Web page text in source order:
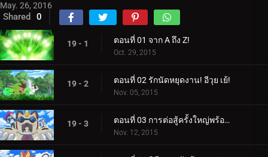
May. 26, 2016
Shared 0
19 - 1 ตอนที่ 01 จาก A ถึง Z!
Oct. 29, 2015
19 - 2 ตอนที่ 02 รักนัดหยุดงาน! อีวุย เย้!
Nov. 05, 2015
19 - 3 ตอนที่ 03 การต่อสู้ครั้งใหญ่พร้อมผลลัพธ์ที่ยิ่งใหญ่!
Nov. 12, 2015